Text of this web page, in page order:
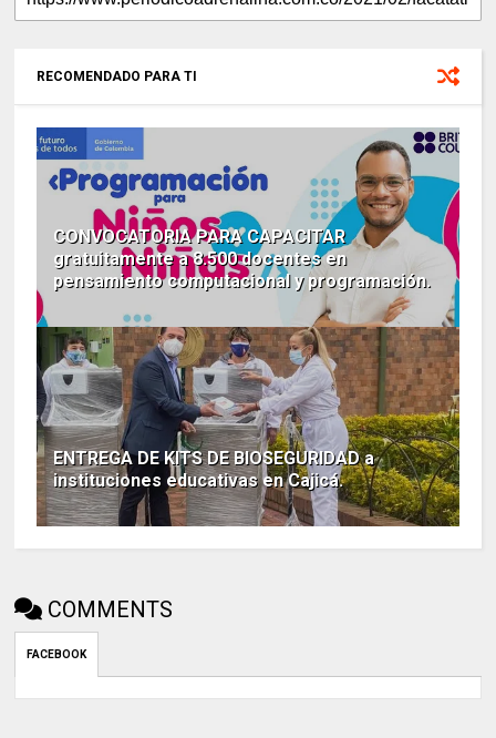
RECOMENDADO PARA TI
CONVOCATORIA PARA CAPACITAR
gratuitamente a 8.500 docentes en
pensamiento computacional y programación.
ENTREGA DE KITS DE BIOSEGURIDAD a
instituciones educativas en Cajicá.
COMMENTS
FACEBOOK